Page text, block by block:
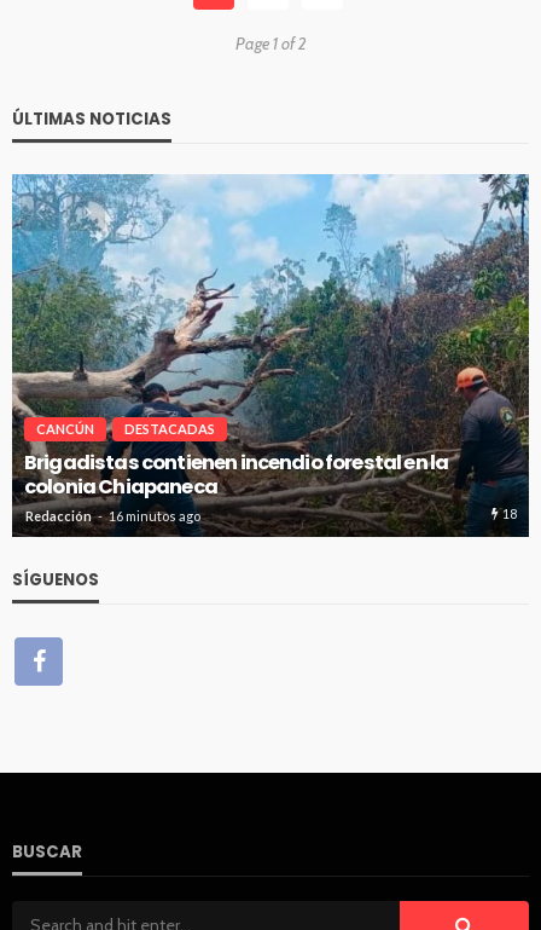
Page 1 of 2
ÚLTIMAS NOTICIAS
CANCÚN DESTACADAS
Avanza en tiempo y forma la construcción de pozos
de absorción en Cancún
Redacción 16 minutos ago 5
SÍGUENOS
BUSCAR